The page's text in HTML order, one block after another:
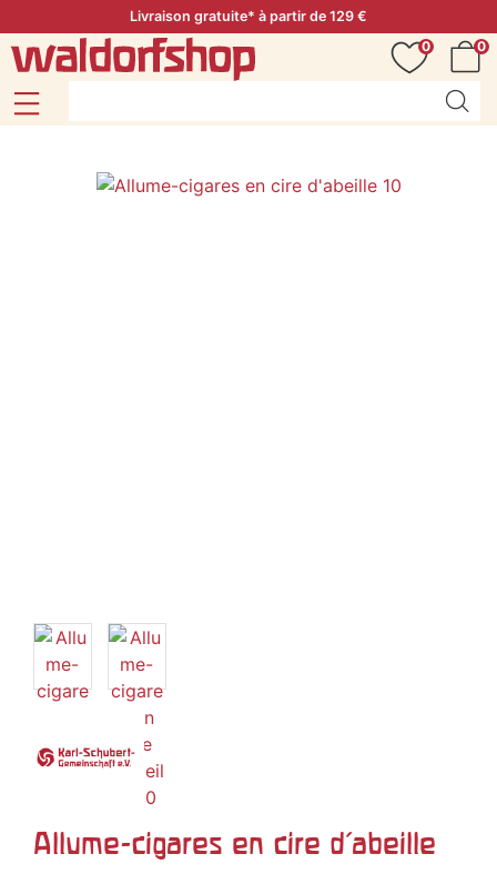
Livraison gratuite* à partir de 129 €
0
0
Allume-cigares en cire d'abeille